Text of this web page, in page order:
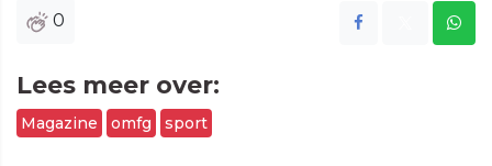
0
Lees meer over:
Magazine omfg sport